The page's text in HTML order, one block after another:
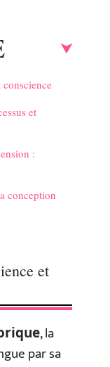
et
:
conception
et
, la
par sa